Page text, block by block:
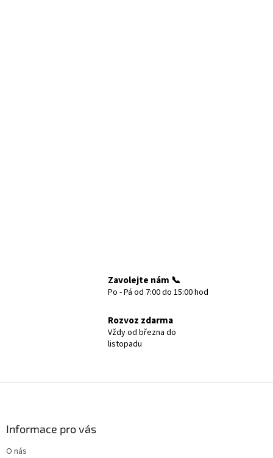
Zavolejte nám 📞
Po - Pá od 7:00 do 15:00 hod
Rozvoz zdarma
Vždy od března do
listopadu
Informace pro vás
O nás